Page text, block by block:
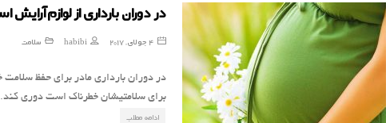
در دوران بارداری از لوازم آرایش
4 جولای, 2017 habibi سلامت
در دوران بارداری مادر برای حفظ سلامت
برای سلامتیشان خطرناک است دوری
ادامه مطلب